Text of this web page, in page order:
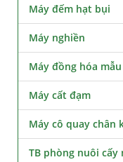
Máy đếm hạt bụi
Máy nghiền
Máy đồng hóa mẫu
Máy cất đạm
Máy cô quay chân
TB phòng nuôi cấy